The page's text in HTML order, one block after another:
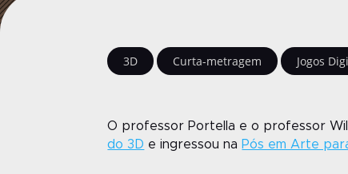
3D Curta-metragem Jogos
O professor Portella e o professor
do 3D e ingressou na Pós em Arte